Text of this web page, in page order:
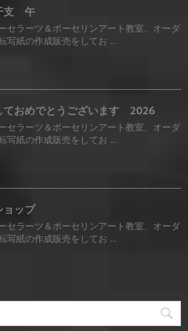
支 午
セラーツ＆ポーセリンアート教室、オーダ
写紙の作成販売をしてお ...
ておめでとうございます 2026
セラーツ＆ポーセリンアート教室、オーダ
写紙の作成販売をしてお ...
ョップ
セラーツ＆ポーセリンアート教室、オーダ
写紙の作成販売をしてお ...